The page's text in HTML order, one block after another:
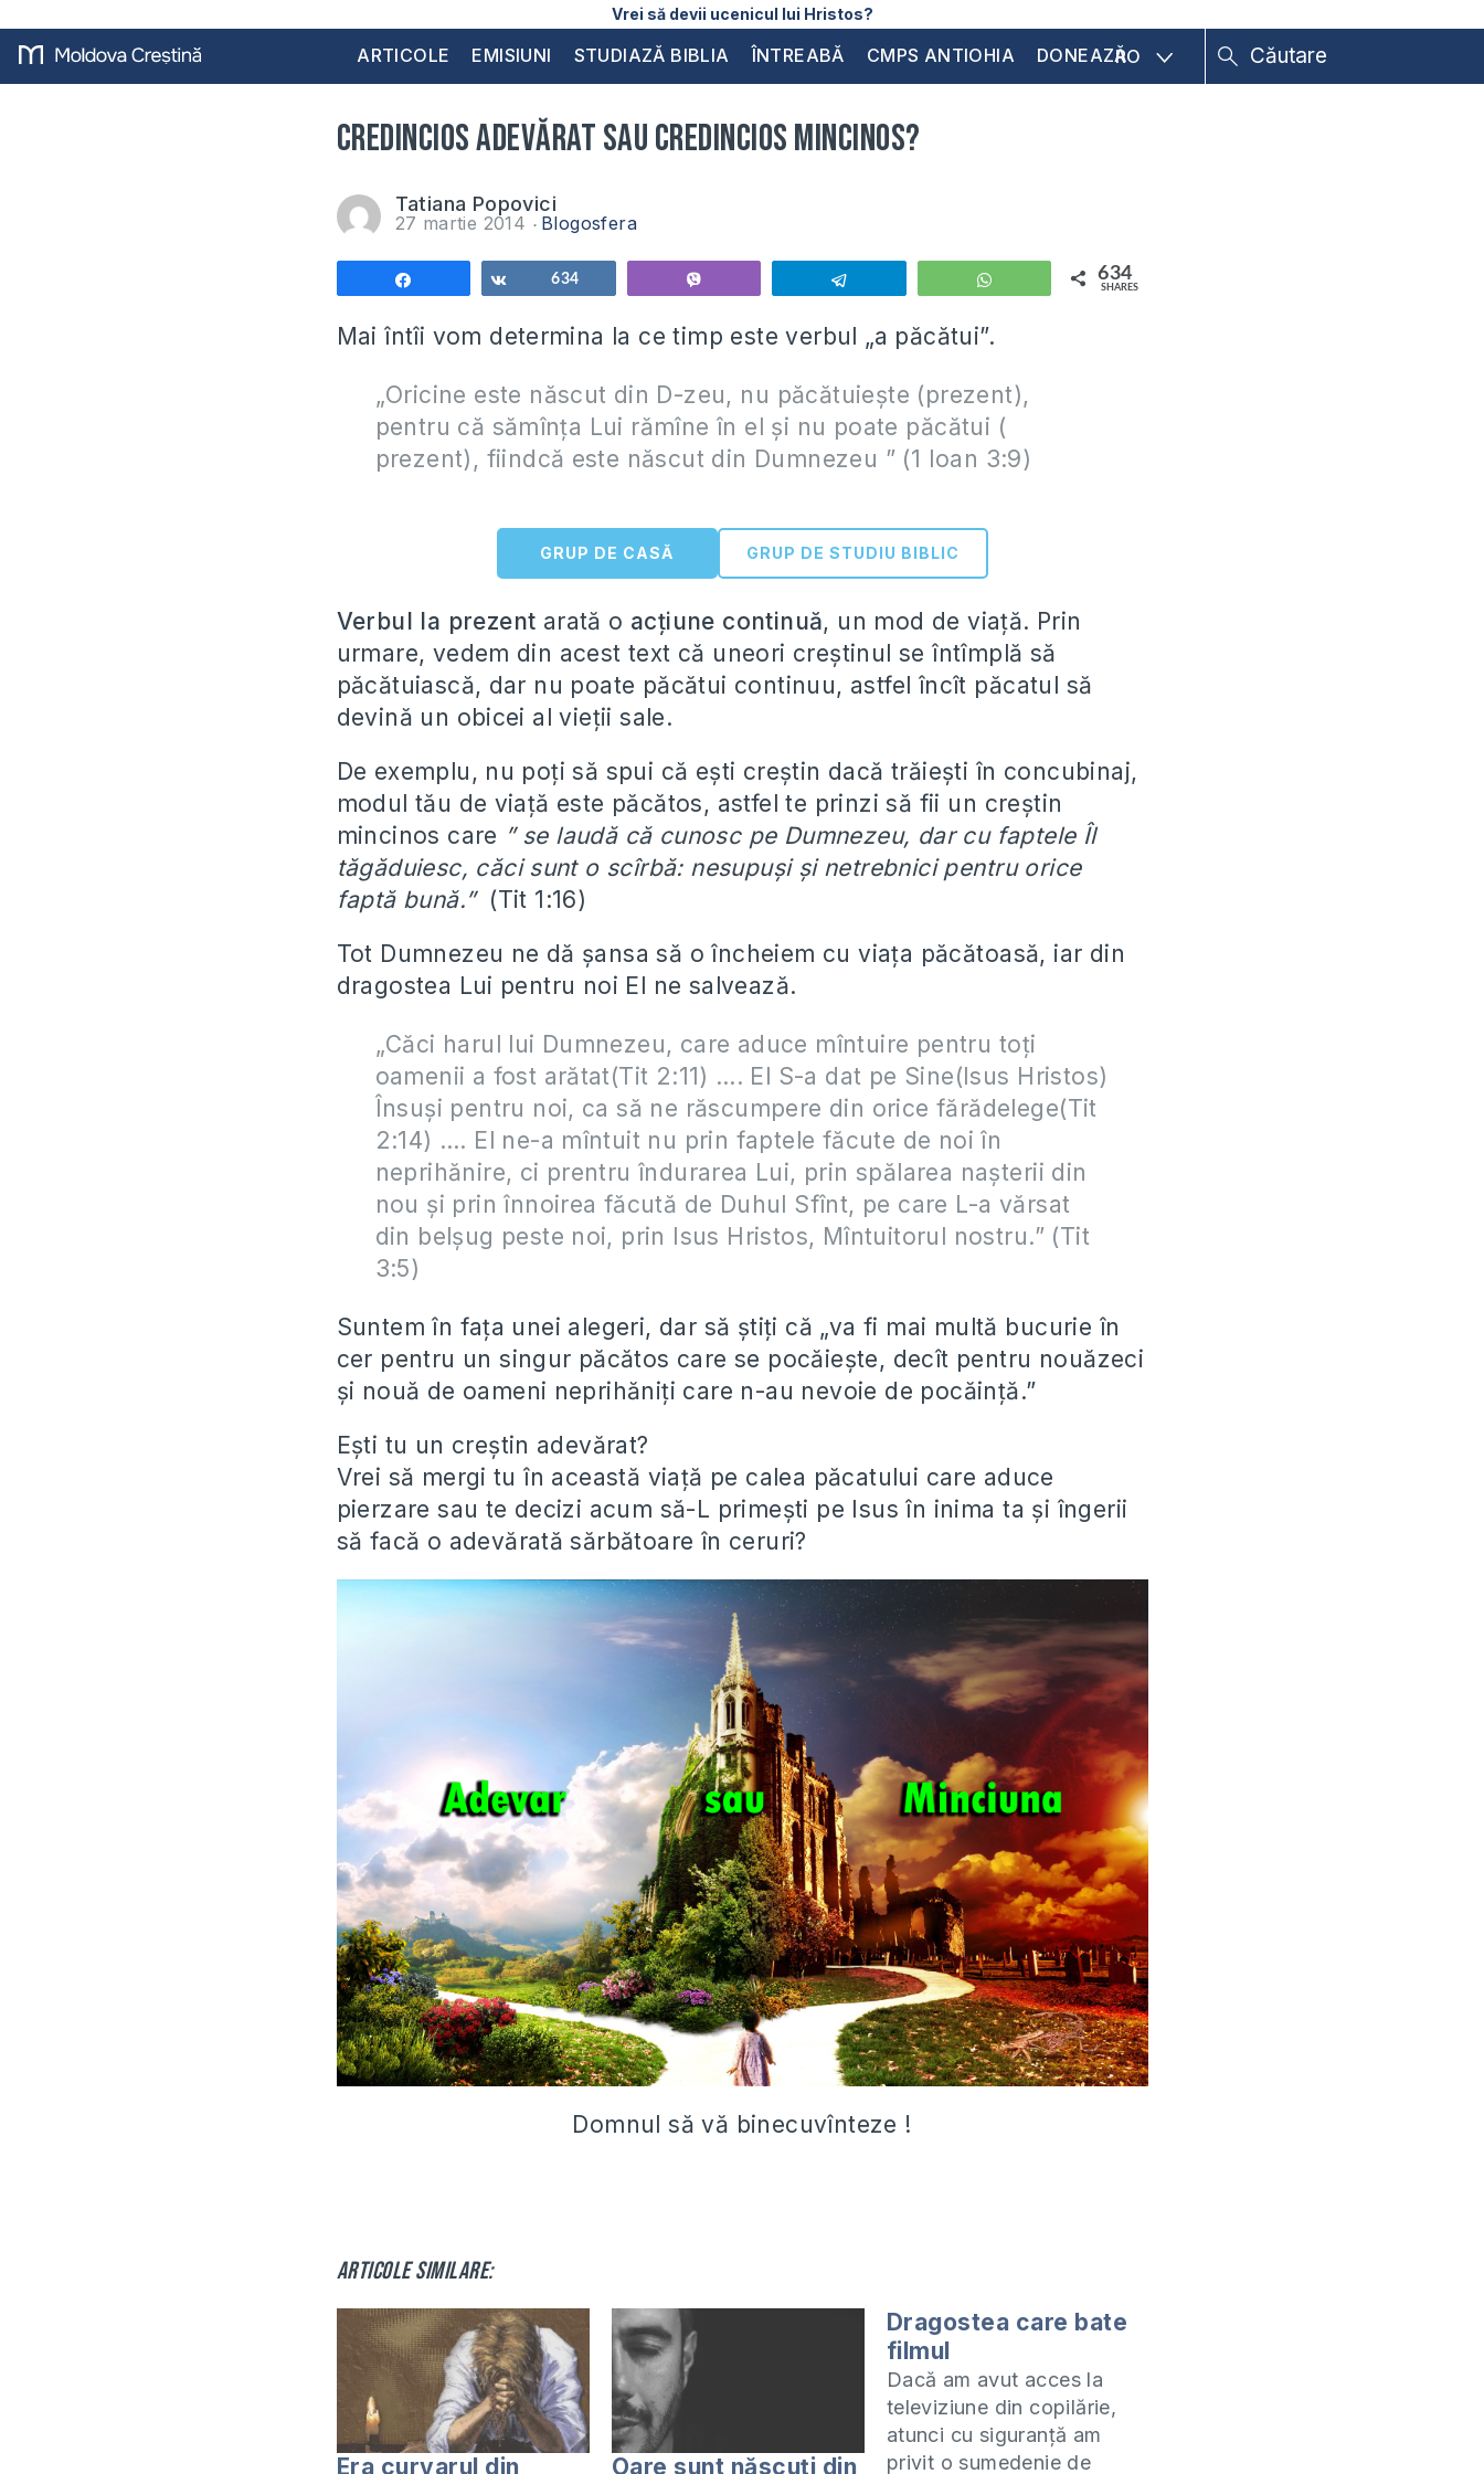
Vrei să devii ucenicul lui Hristos?
ARTICOLE EMISIUNI STUDIAZĂ BIBLIA ÎNTREABĂ CMPS ANTIOHIA DONEAZĂRO
Credincios adevărat sau credincios mincinos?
Tatiana Popovici
27 martie 2014 Blogosfera
Share634 WhatsApp 634
SHARES
Mai întîi vom determina la ce timp este verbul „a păcătui”.
„Oricine este născut din D-zeu, nu păcătuieşte (prezent),
pentru că sămînţa Lui rămîne în el şi nu poate păcătui (
prezent), fiindcă este născut din Dumnezeu ” (1 Ioan 3:9)
GRUP DE CASĂ GRUP DE STUDIU BIBLIC
Verbul la prezent arată o acţiune continuă, un mod de viaţă. Prin
urmare, vedem din acest text că uneori creştinul se întîmplă să
păcătuiască, dar nu poate păcătui continuu, astfel încît păcatul să
devină un obicei al vieţii sale.
De exemplu, nu poţi să spui că eşti creştin dacă trăieşti în concubinaj,
modul tău de viaţă este păcătos, astfel te prinzi să fii un creştin
mincinos care ” se laudă că cunosc pe Dumnezeu, dar cu faptele Îl
tăgăduiesc, căci sunt o scîrbă: nesupuşi şi netrebnici pentru orice
faptă bună.”(Tit 1:16)
Tot Dumnezeu ne dă şansa să o încheiem cu viaţa păcătoasă, iar din
dragostea Lui pentru noi El ne salvează.
„Căci harul lui Dumnezeu, care aduce mîntuire pentru toţi
oamenii a fost arătat(Tit 2:11) …. El S-a dat pe Sine(Isus Hristos)
Însuşi pentru noi, ca să ne răscumpere din orice fărădelege(Tit
2:14) …. El ne-a mîntuit nu prin faptele făcute de noi în
neprihănire, ci prentru îndurarea Lui, prin spălarea naşterii din
nou şi prin înnoirea făcută de Duhul Sfînt, pe care L-a vărsat
din belşug peste noi, prin Isus Hristos, Mîntuitorul nostru.” (Tit
3:5)
Suntem în faţa unei alegeri, dar să ştiţi că „va fi mai multă bucurie în
cer pentru un singur păcătos care se pocăieşte, decît pentru nouăzeci
şi nouă de oameni neprihăniţi care n-au nevoie de pocăinţă.”
Eşti tu un creştin adevărat?
Vrei să mergi tu în această viaţă pe calea păcatului care aduce
pierzare sau te decizi acum să-L primeşti pe Isus în inima ta şi îngerii
să facă o adevărată sărbătoare în ceruri?
Domnul să vă binecuvînteze !
Articole similare:
Era curvarul din
Oare sunt născuți din
Dragostea care bate
filmul
Dacă am avut acces la
televiziune din copilărie,
atunci cu siguranță am
privit o sumedenie de